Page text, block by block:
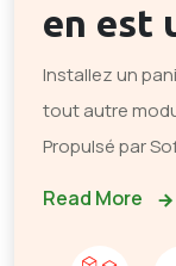
en est
Installez un
tout autre
Propulsé par
Read More